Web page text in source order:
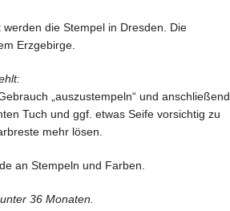
die Stempel in Dresden. Die
Erzgebirge.
„auszustempeln“ und anschließend
Tuch und ggf. etwas Seife vorsichtig zu
mehr lösen.
an Stempeln und Farben.
36 Monaten.